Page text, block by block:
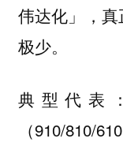
伟达化」，
极少。
典型代表
（910/810/